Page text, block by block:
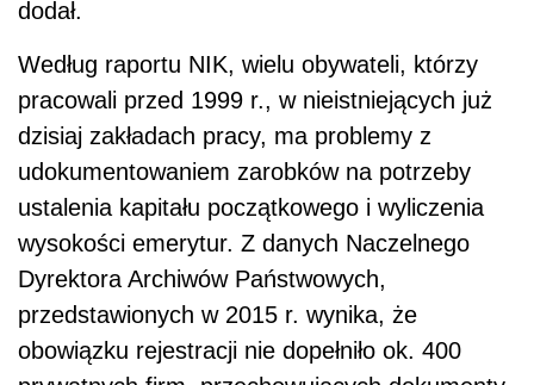
dodał.
Według raportu NIK, wielu obywateli, którzy
pracowali przed 1999 r., w nieistniejących już
dzisiaj zakładach pracy, ma problemy z
udokumentowaniem zarobków na potrzeby
ustalenia kapitału początkowego i wyliczenia
wysokości emerytur. Z danych Naczelnego
Dyrektora Archiwów Państwowych,
przedstawionych w 2015 r. wynika, że
obowiązku rejestracji nie dopełniło ok. 400